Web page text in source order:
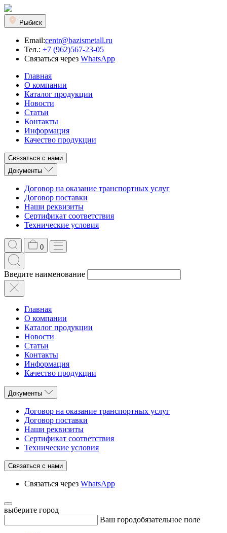
Рыбиск
Email:centr@bazismetall.ru
Тел.: +7 (962)567-23-05
Связаться через WhatsApp
Главная
О компании
Каталог продукции
Новости
Статьи
Контакты
Информация
Качество продукции
Связаться с нами
Документы
Договор на оказание транспортных услуг
Договор поставки
Наши реквизиты
Сертификат соответствия
Технические условия
0
Введите наименование
Главная
О компании
Каталог продукции
Новости
Статьи
Контакты
Информация
Качество продукции
Документы
Договор на оказание транспортных услуг
Договор поставки
Наши реквизиты
Сертификат соответствия
Технические условия
Связаться с нами
Связаться через WhatsApp
выберите город
Ваш городобязательное поле